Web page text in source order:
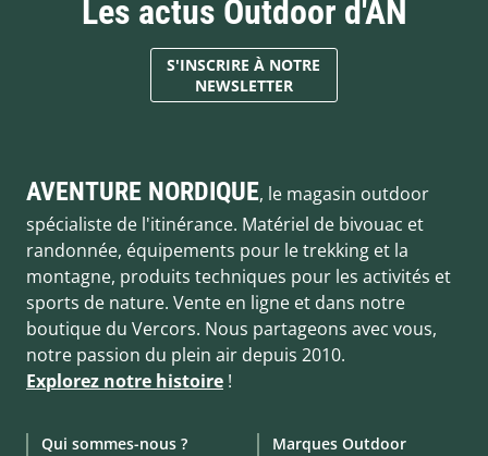
Les actus Outdoor d'AN
S'INSCRIRE À NOTRE
NEWSLETTER
AVENTURE NORDIQUE, le magasin outdoor
spécialiste de l'itinérance. Matériel de bivouac et
randonnée, équipements pour le trekking et la
montagne, produits techniques pour les activités et
sports de nature. Vente en ligne et dans notre
boutique du Vercors. Nous partageons avec vous,
notre passion du plein air depuis 2010.
Explorez notre histoire !
Qui sommes-nous ?
Marques Outdoor